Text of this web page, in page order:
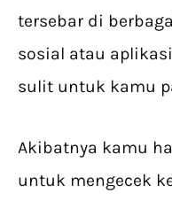
tersebar di
sosial atau
sulit untuk kamu
Akibatnya kamu
untuk mengecek